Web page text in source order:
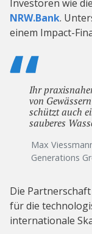
Investoren wie
NRW.Bank.
einem Impact-
Ihr
von
schützt auch
sauberes
Max
Generations
Die
für die
internationale